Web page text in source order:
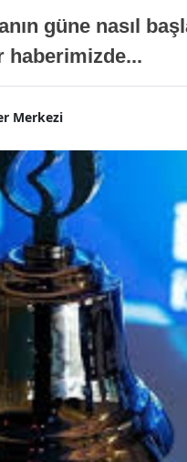
güne nasıl
haberimizde...
Merkezi